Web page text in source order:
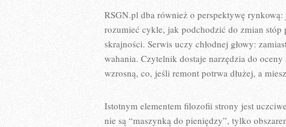
RSGN.pl dba również o perspektywę
rozumieć cykle, jak podchodzić do zmian
skrajności. Serwis uczy chłodnej głowy:
wahania. Czytelnik dostaje narzędzia do
wzrosną, co, jeśli remont potrwa dłużej, a
Istotnym elementem filozofii strony jest
nie są “maszynką do pieniędzy”, tylko